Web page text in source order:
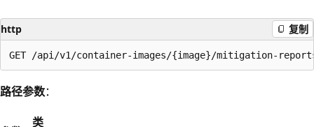
http 复制
路径参数：
类